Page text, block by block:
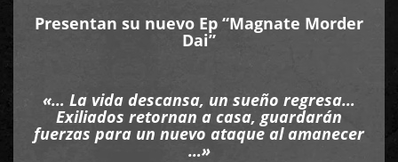
Presentan su nuevo Ep “Magnate Morder
Dai”
«… La vida descansa, un sueño regresa…
Exiliados retornan a casa, guardarán
fuerzas para un nuevo ataque al amanecer
…»